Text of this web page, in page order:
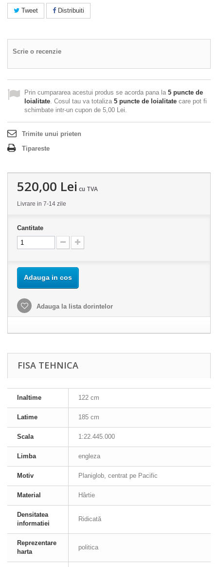
Tweet Distribuiti
Scrie o recenzie
Prin cumpararea acestui produs se acorda pana la 5 puncte de
loialitate. Cosul tau va totaliza 5 puncte de loialitate care pot fi
schimbate intr-un cupon de 5,00 Lei.
Trimite unui prieten
Tipareste
520,00 Lei cu TVA
Livrare in 7-14 zile
Cantitate
Adauga in cos
Adauga la lista dorintelor
FISA TEHNICA
Inaltime 122 cm
Latime 185 cm
Scala 1:22.445.000
Limba engleza
Motiv Planiglob, centrat pe Pacific
Material Hârtie
Densitatea
informatiei
Ridicată
Reprezentare
harta
politica